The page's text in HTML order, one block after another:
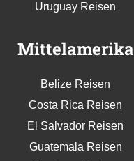
Uruguay Reisen
Mittelamerika
Belize Reisen
Costa Rica Reisen
El Salvador Reisen
Guatemala Reisen